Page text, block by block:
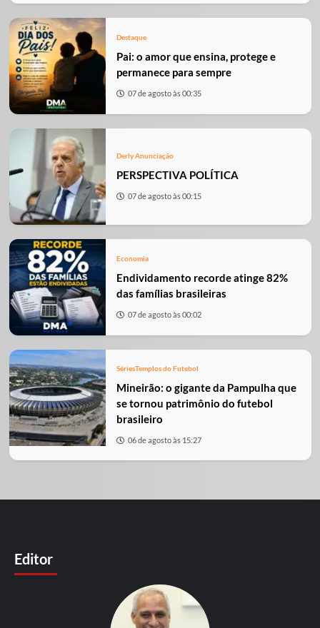
Destaque
Pai: o amor que ensina, protege e
permanece para sempre
07 de agosto às 00:35
Derly Anunciação
PERSPECTIVA POLÍTICA
07 de agosto às 00:15
Economia
Endividamento recorde atinge 82%
das famílias brasileiras
07 de agosto às 00:02
SériesTemplos do Futebol
Mineirão: o gigante da Pampulha que
se tornou patrimônio do futebol
brasileiro
06 de agosto às 15:27
Editor